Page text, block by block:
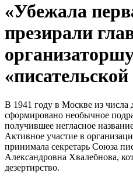
«Убежала
презирали
В 1941 году в Москве из числа
сформировано необычное
получившее негласное
Активное участие в
принимала секретарь Союза
Александровна Хвалебнова,
дезертирство.